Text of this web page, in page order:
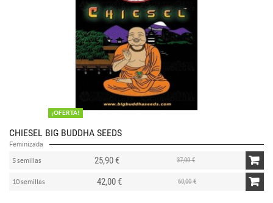
¡OFERTA!
CHIESEL BIG BUDDHA SEEDS
Feminizada
5 semillas 25,90 € 37,00 €
10 semillas 42,00 € 60,00 €